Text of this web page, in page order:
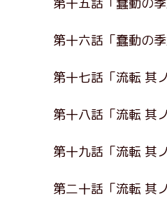
第十六話「蠢動の季
第十七話「流転 其
第十八話「流転 其
第十九話「流転 其
第二十話「流転 其